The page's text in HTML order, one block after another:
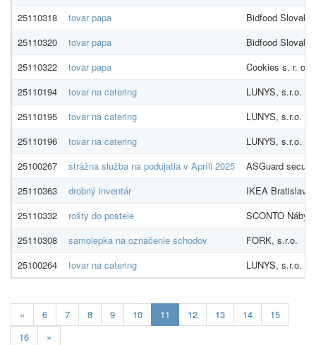
25110318
tovar papa
Bidfood
25110320
tovar papa
Bidfood
25110322
tovar papa
Cookies s. r. o.
25110194
tovar na catering
LUNYS, s.r.o.
25110195
tovar na catering
LUNYS, s.r.o.
25110196
tovar na catering
LUNYS, s.r.o.
25100267
strážna služba na podujatia v Apríli 2025
ASGuard
25110363
drobný inventár
IKEA
25110332
rošty do postele
SCONTO
25110308
samolepka na označenie schodov
FORK, s.r.o.
25100264
tovar na catering LUNYS, s.r.o.
« 6 7 8 9 10 11 Aktuálna
stránka
12 13 14
15
16
»